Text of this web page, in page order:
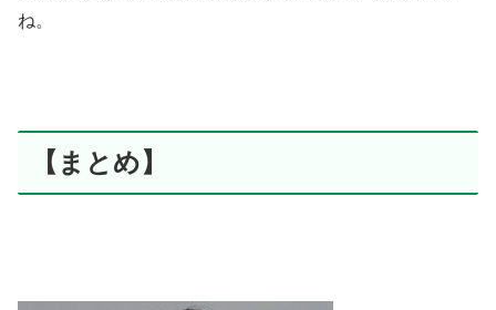
ね。
【まとめ】